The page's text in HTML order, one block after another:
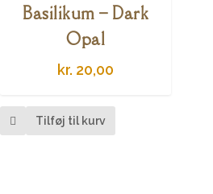
Basilikum – Dark
Opal
kr. 20,00
Tilføj til kurv